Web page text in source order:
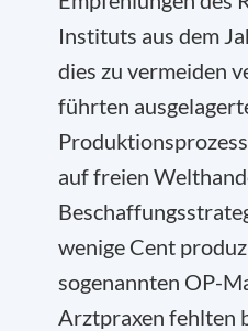
Instituts aus dem
dies zu vermeiden
führten
auf freien
wenige Cent
sogenannten OP-
Arztpraxen fehlten